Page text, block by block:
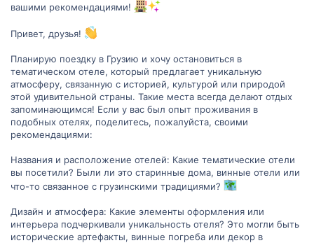
вашими рекомендациями!
Привет, друзья!
Планирую поездку в Грузию и хочу остановиться в
тематическом отеле, который предлагает уникальную
атмосферу, связанную с историей, культурой или природой
этой удивительной страны. Такие места всегда делают отдых
запоминающимся! Если у вас был опыт проживания в
подобных отелях, поделитесь, пожалуйста, своими
рекомендациями:
Названия и расположение отелей: Какие тематические отели
вы посетили? Были ли это старинные дома, винные отели или
что-то связанное с грузинскими традициями?
Дизайн и атмосфера: Какие элементы оформления или
интерьера подчеркивали уникальность отеля? Это могли быть
исторические артефакты, винные погреба или декор в